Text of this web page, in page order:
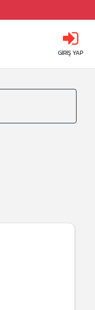
GİRİŞ YAP